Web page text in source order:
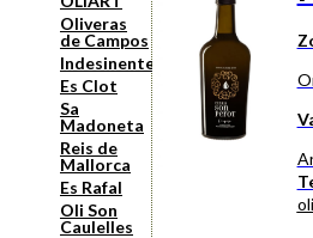
Oliveras
de Campos
Indesinenter
Es Clot
Sa
Madoneta
Reis de
Mallorca
Es Rafal
Oli Son
Caulelles